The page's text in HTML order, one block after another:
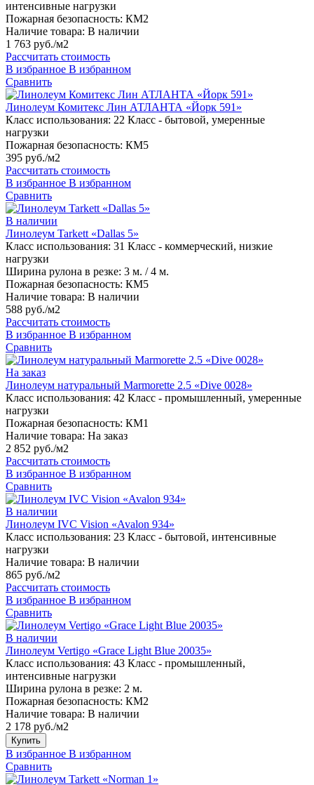
интенсивные нагрузки
Пожарная безопасность: КМ2
Наличие товара: В наличии
1 763 руб./м2
Рассчитать стоимость
В избранное В избранном
Сравнить
Линолеум Комитекс Лин АТЛАНТА «Йорк 591»
Класс использования: 22 Класс - бытовой, умеренные
нагрузки
Пожарная безопасность: КМ5
395 руб./м2
Рассчитать стоимость
В избранное В избранном
Сравнить
В наличии
Линолеум Tarkett «Dallas 5»
Класс использования: 31 Класс - коммерческий, низкие
нагрузки
Ширина рулона в резке: 3 м. / 4 м.
Пожарная безопасность: КМ5
Наличие товара: В наличии
588 руб./м2
Рассчитать стоимость
В избранное В избранном
Сравнить
На заказ
Линолеум натуральный Marmorette 2.5 «Dive 0028»
Класс использования: 42 Класс - промышленный, умеренные
нагрузки
Пожарная безопасность: КМ1
Наличие товара: На заказ
2 852 руб./м2
Рассчитать стоимость
В избранное В избранном
Сравнить
В наличии
Линолеум IVC Vision «Avalon 934»
Класс использования: 23 Класс - бытовой, интенсивные
нагрузки
Наличие товара: В наличии
865 руб./м2
Рассчитать стоимость
В избранное В избранном
Сравнить
В наличии
Линолеум Vertigo «Grace Light Blue 20035»
Класс использования: 43 Класс - промышленный,
интенсивные нагрузки
Ширина рулона в резке: 2 м.
Пожарная безопасность: КМ2
Наличие товара: В наличии
2 178 руб./м2
Купить
В избранное В избранном
Сравнить